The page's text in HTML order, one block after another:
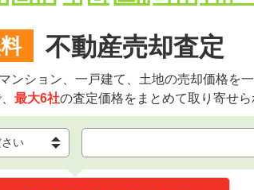
不動産売却査定
ンション、一戸建て、土地の売却価格を
最大6社の査定価格をまとめて取り寄せ